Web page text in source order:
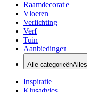
Raamdecoratie
Vloeren
Verlichting
Verf
Tuin
Aanbiedingen
Alle categorieënAlles
Inspiratie
Klusadvies